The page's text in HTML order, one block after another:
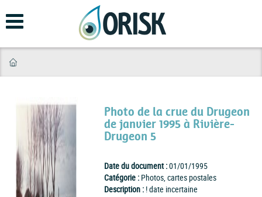
au
contenu
Photo de la crue du Drugeon
de janvier 1995 à Rivière-
Drugeon 5
Date du document :01/01/1995
Catégorie : Photos, cartes postales
Description : ! date incertaine